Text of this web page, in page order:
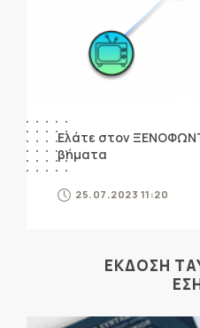
Ελάτε στον
βήματα
25.07.2023 11:20
ΕΚΔΟΣΗ